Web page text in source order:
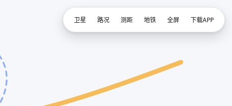
卫星 路况 测距 地铁 全屏 下载APP